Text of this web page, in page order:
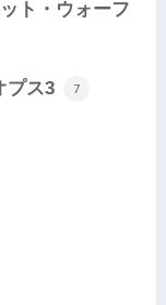
ト・ウォーフ
プス3 7